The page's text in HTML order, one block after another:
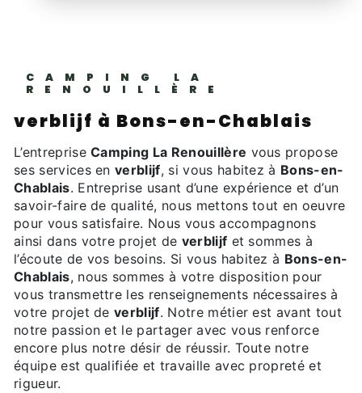
CAMPING LA
RENOUILLÈRE
verblijf à Bons-en-Chablais
L’entrepriseCamping La Renouillère vous propose
ses services enverblijf, si vous habitez à Bons-en-
Chablais. Entreprise usant d’une expérience et d’un
savoir-faire de qualité, nous mettons tout en oeuvre
pour vous satisfaire. Nous vous accompagnons
ainsi dans votre projet de verblijf et sommes à
l’écoute de vos besoins. Si vous habitez à Bons-en-
Chablais, nous sommes à votre disposition pour
vous transmettre les renseignements nécessaires à
votre projet deverblijf. Notre métier est avant tout
notre passion et le partager avec vous renforce
encore plus notre désir de réussir. Toute notre
équipe est qualifiée et travaille avec propreté et
rigueur.